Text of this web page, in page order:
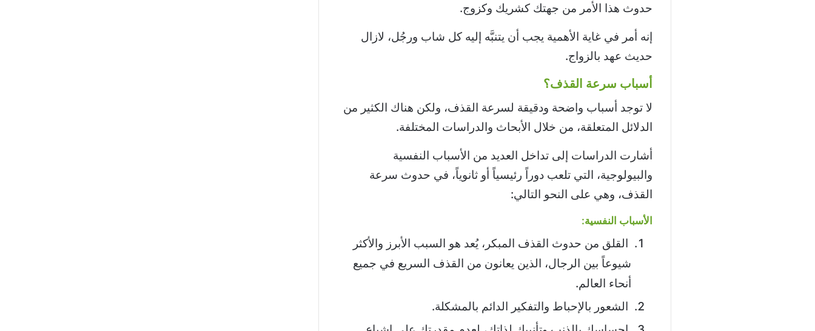
حدوث هذا الأمر من جهتك كشريك وكزوج.
إنه أمر في غاية الأهمية يجب أن يتنبَّه إليه كل شاب ورجُل، لازال
حديث عهد بالزواج.
أسباب سرعة القذف؟
لا توجد أسباب واضحة ودقيقة لسرعة القذف، ولكن هناك الكثير من
الدلائل المتعلقة، من خلال الأبحاث والدراسات المختلفة.
أشارت الدراسات إلى تداخل العديد من الأسباب النفسية
والبيولوجية، التي تلعب دوراً رئيسياً أو ثانوياً، في حدوث سرعة
القذف، وهي على النحو التالي:
الأسباب النفسية:­
القلق من حدوث القذف المبكر، يُعد هو السبب الأبرز والأكثر
شيوعاً بين الرجال، الذين يعانون من القذف السريع في جميع
أنحاء العالم.
الشعور بالإحباط والتفكير الدائم بالمشكلة.